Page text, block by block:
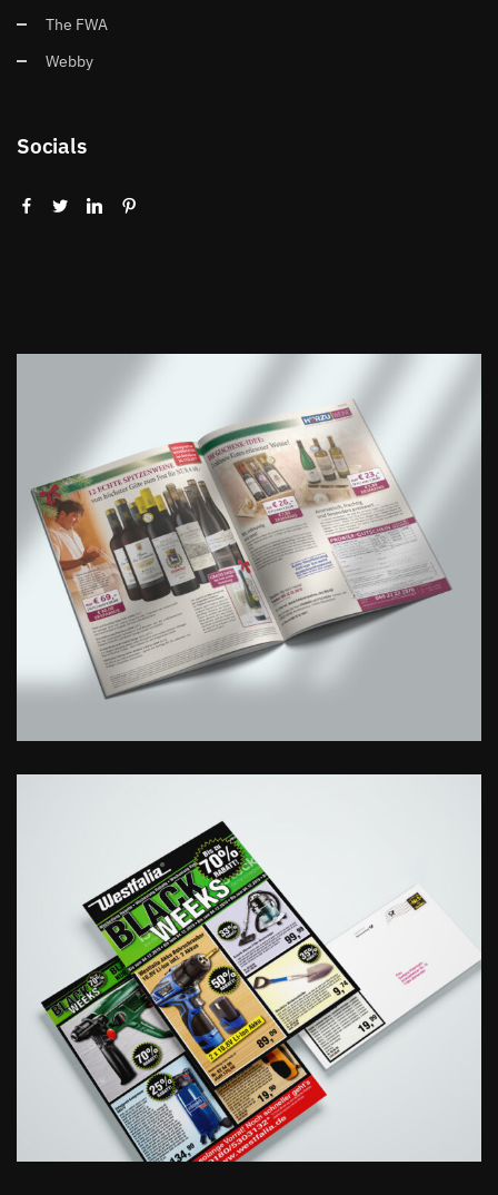
The FWA
Webby
Socials